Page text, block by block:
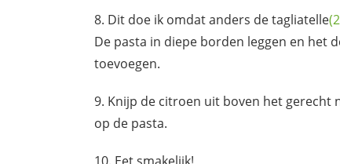
Dit doe ik omdat anders detagliatelle
De pasta in diepe borden leggen en het
toevoegen.
Knijp de citroen uit boven het gerecht
op de pasta.
Eet smakelijk!